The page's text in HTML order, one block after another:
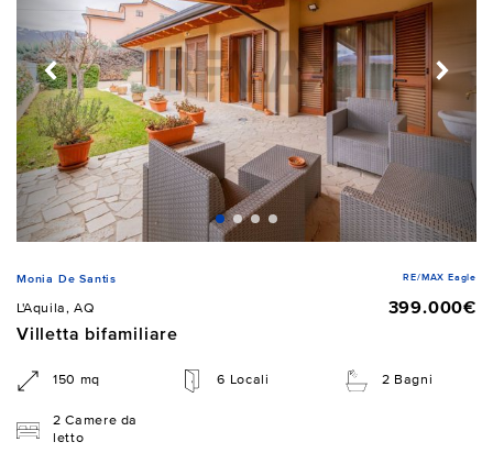
Monia De Santis RE/MAX Eagle
L'Aquila, AQ
399.000€
Villetta bifamiliare
150 mq 6 Locali 2 Bagni
2 Camere da
letto